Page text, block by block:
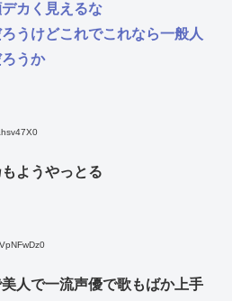
カく見えるな
うけどこれでこれなら一般人
うか
ようやっとる
人で一流声優で歌もばか上手